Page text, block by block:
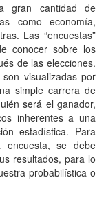
gran cantidad de
como economía,
Las “encuestas”
conocer sobre los
de las elecciones.
visualizadas por
simple carrera de
será el ganador,
inherentes a una
estadística. Para
se debe
resultados, para lo
probabilística o